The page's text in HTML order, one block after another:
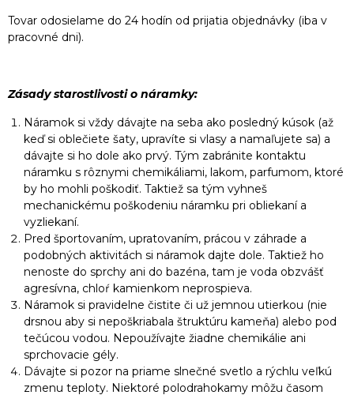
Tovar odosielame do 24 hodín od prijatia objednávky (iba v
pracovné dni).
Zásady starostlivosti o náramky:
Náramok si vždy dávajte na seba ako posledný kúsok (až
keď si oblečiete šaty, upravíte si vlasy a namaľujete sa) a
dávajte si ho dole ako prvý. Tým zabránite kontaktu
náramku s rôznymi chemikáliami, lakom, parfumom, ktoré
by ho mohli poškodiť. Taktiež sa tým vyhneš
mechanickému poškodeniu náramku pri obliekaní a
vyzliekaní.
Pred športovaním, upratovaním, prácou v záhrade a
podobných aktivitách si náramok dajte dole. Taktiež ho
nenoste do sprchy ani do bazéna, tam je voda obzvášť
agresívna, chloŕ kamienkom neprospieva.
Náramok si pravidelne čistite či už jemnou utierkou (nie
drsnou aby si nepoškriabala štruktúru kameňa) alebo pod
tečúcou vodou. Nepoužívajte žiadne chemikálie ani
sprchovacie gély.
Dávajte si pozor na priame slnečné svetlo a rýchlu veľkú
zmenu teploty. Niektoré polodrahokamy môžu časom